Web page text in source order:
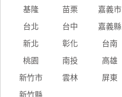
基隆 苗栗 嘉義市
台北 台中 嘉義縣
新北 彰化 台南
桃園 南投 高雄
新竹市 雲林 屏東
新竹縣